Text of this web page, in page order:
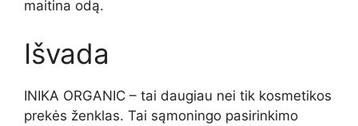
maitina odą.
Išvada
INIKA ORGANIC – tai daugiau nei tik kosmetikos
prekės ženklas. Tai sąmoningo pasirinkimo